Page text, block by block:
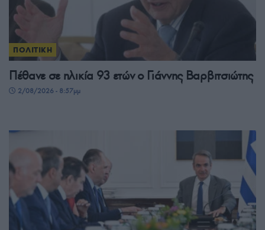
ΠΟΛΙΤΙΚΗ
Πέθανε σε ηλικία 93 ετών ο Γιάννης Βαρβιτσιώτης
2/08/2026 - 8:57μμ